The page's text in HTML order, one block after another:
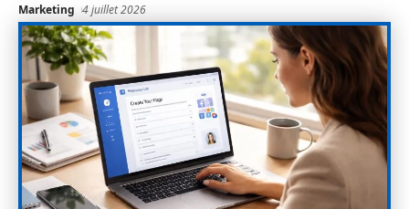
Marketing 4 juillet 2026